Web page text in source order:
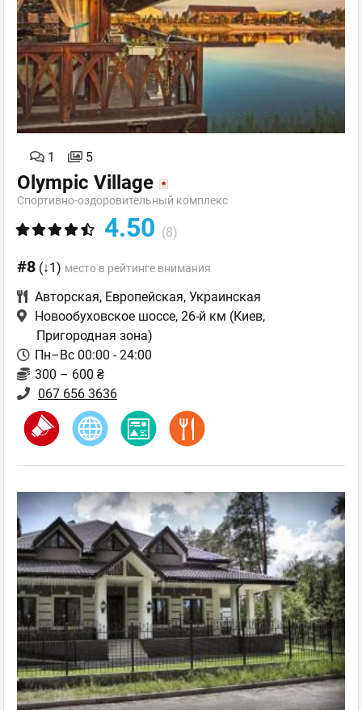
1 5
Olympic Village
Спортивно-оздоровительный комплекс
4.50 (8)
#8 (↓1) место в рейтинге внимания
Авторская, Европейская, Украинская
Новообуховское шоссе, 26-й км (Киев,
Пригородная зона)
Пн–Вс 00:00 - 24:00
300 – 600 ₴
067 656 3636